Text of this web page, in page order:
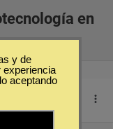
en
y de
experiencia
aceptando